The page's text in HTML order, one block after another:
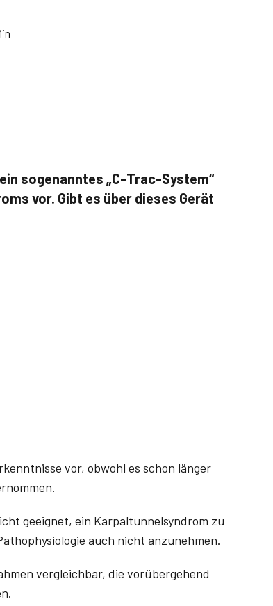
sogenanntes „C-Trac-System“
vor. Gibt es über dieses Gerät
vor, obwohl es schon länger
geeignet, ein Karpaltunnelsyndrom zu
auch nicht anzunehmen.
vergleichbar, die vorübergehend